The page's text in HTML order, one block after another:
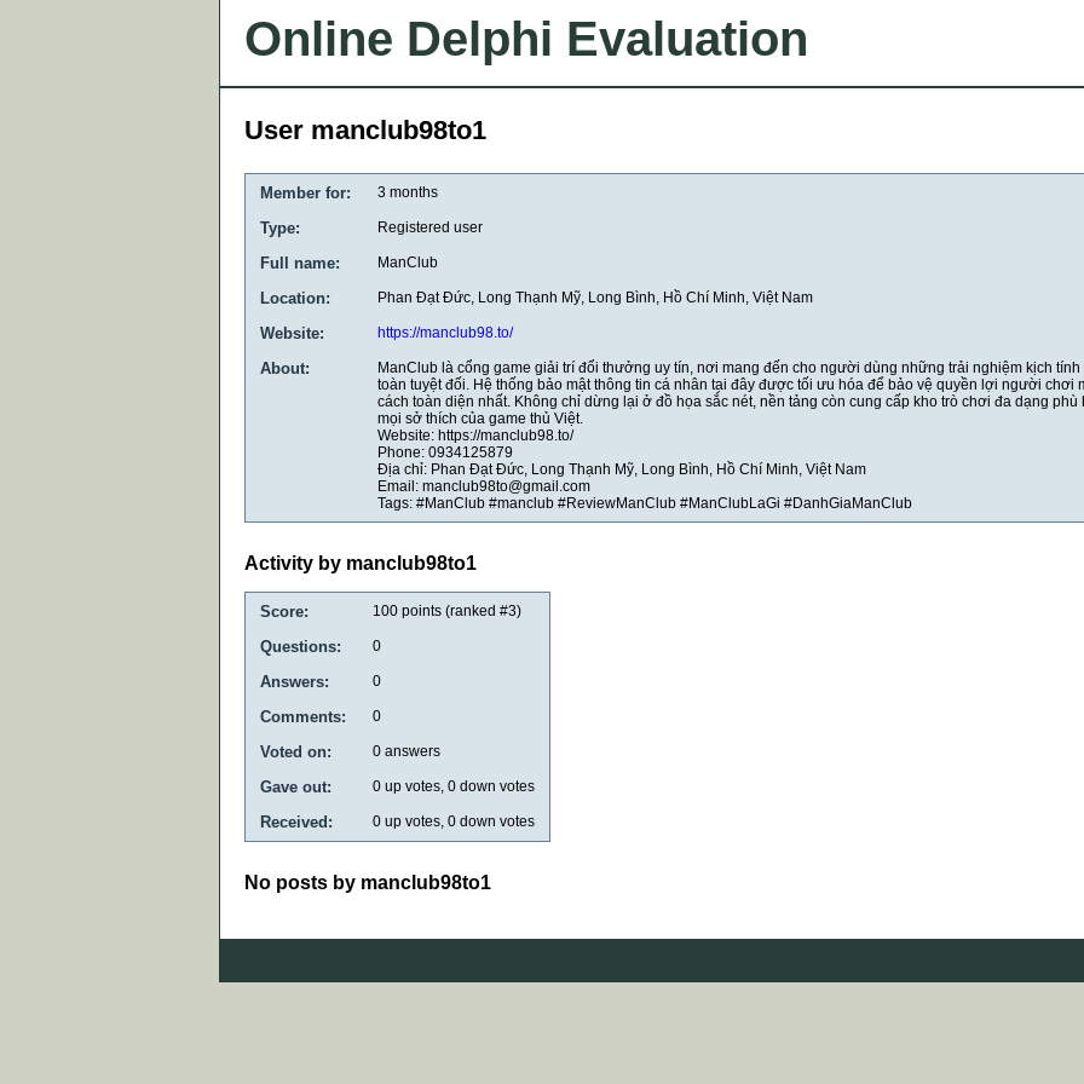
Online Delphi Evaluation
User manclub98to1
Member for: 3 months
Type: Registered user
Full name: ManClub
Location: Phan Đạt Đức, Long Thạnh Mỹ, Long Bình, Hồ Chí Minh, Việt Nam
Website: https://manclub98.to/
About:
ManClub là cổng game giải trí đổi thưởng uy tín, nơi mang đến cho người dùng những trải nghiệm kịch tính
toàn tuyệt đối. Hệ thống bảo mật thông tin cá nhân tại đây được tối ưu hóa để bảo vệ quyền lợi người chơi
cách toàn diện nhất. Không chỉ dừng lại ở đồ họa sắc nét, nền tảng còn cung cấp kho trò chơi đa dạng phù
mọi sở thích của game thủ Việt.
Website: https://manclub98.to/
Phone: 0934125879
Địa chỉ: Phan Đạt Đức, Long Thạnh Mỹ, Long Bình, Hồ Chí Minh, Việt Nam
Email: manclub98to@gmail.com
Tags: #ManClub #manclub #ReviewManClub #ManClubLaGi #DanhGiaManClub
Activity by manclub98to1
Score: 100 points (ranked #3)
Questions: 0
Answers: 0
Comments: 0
Voted on: 0 answers
Gave out: 0 up votes, 0 down votes
Received: 0 up votes, 0 down votes
No posts by manclub98to1